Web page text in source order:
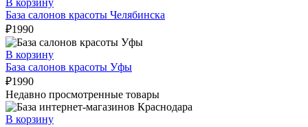
В корзину
База салонов красоты Челябинска
₽1990
В корзину
База салонов красоты Уфы
₽1990
Недавно просмотренные товары
В корзину